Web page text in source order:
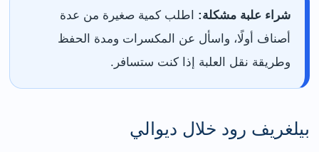
شراء علبة مشكلة: اطلب كمية صغيرة من عدة
أصناف أولًا، واسأل عن المكسرات ومدة الحفظ
وطريقة نقل العلبة إذا كنت ستسافر.
بيلغريف رود خلال ديوالي